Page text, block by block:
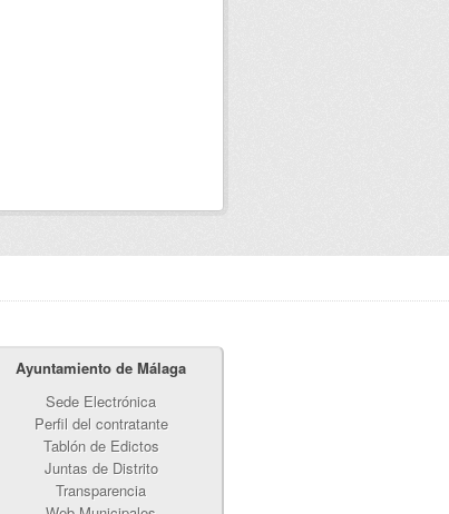
Ayuntamiento de Málaga
Sede Electrónica
Perfil del contratante
Tablón de Edictos
Juntas de Distrito
Transparencia